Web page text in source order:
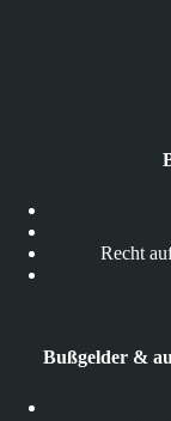
Recht
Bußgelder &